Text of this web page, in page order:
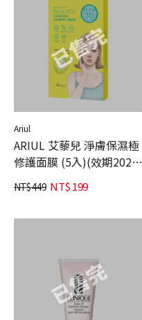
Ariul
ARIUL 艾藜兒 淨膚保濕極
修護面膜 (5入)(效期2026-
11-13)
NT$449 NT$199